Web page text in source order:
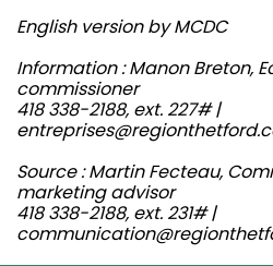
English version by MCDC
Information : Manon Breton,
commissioner
418 338-2188, ext. 227# |
Source : Martin Fecteau,
marketing advisor
418 338-2188, ext. 231# |